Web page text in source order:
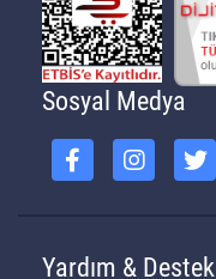
Sosyal Medya
Yardım & Destek